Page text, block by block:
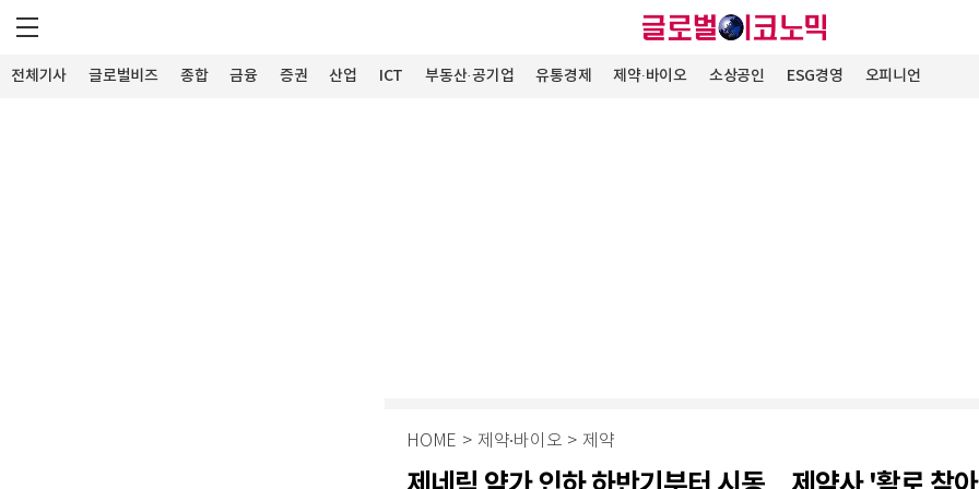
전체기사 글로벌비즈 종합 금융 증권 산업 ICT 부동산·공기업 유통경제 제약∙바이오 소상공인 ESG경영 오피니언
HOME > 제약∙바이오 > 제약